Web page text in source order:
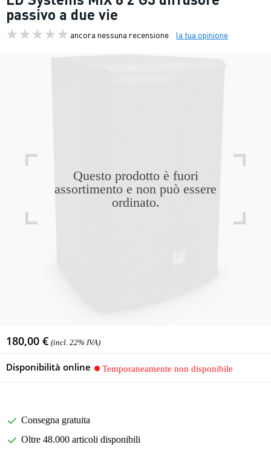
passivo a due vie
ancora nessuna recensione la tua opinione
Questo prodotto è fuori
assortimento e non può essere
ordinato.
180,00 € (incl. 22% IVA)
Disponibilità online Temporaneamente non disponibile
Consegna gratuita
Oltre 48.000 articoli disponibili